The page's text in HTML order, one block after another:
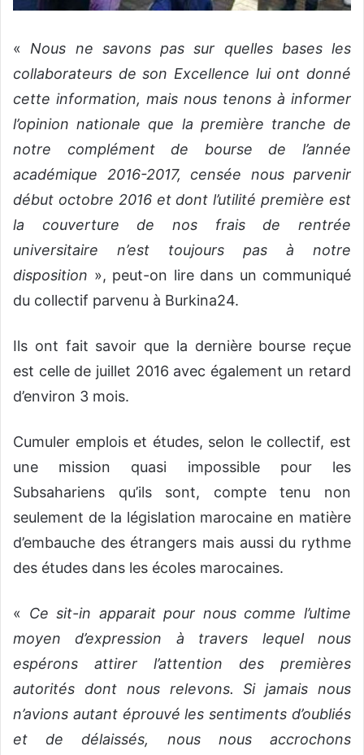
«Nous ne savons pas sur quelles bases les
collaborateurs de son Excellence lui ont donné
cette information, mais nous tenons à informer
l’opinion nationale que la première tranche de
notre complément de bourse de l’année
académique 2016-2017, censée nous parvenir
début octobre 2016 et dont l’utilité première est
la couverture de nos frais de rentrée
universitaire n’est toujours pas à notre
disposition », peut-on lire dans un communiqué
du collectif parvenu à Burkina24.
Ils ont fait savoir que la dernière bourse reçue
est celle de juillet 2016 avec également un retard
d’environ 3 mois.
Cumuler emplois et études, selon le collectif, est
une mission quasi impossible pour les
Subsahariens qu’ils sont, compte tenu non
seulement de la législation marocaine en matière
d’embauche des étrangers mais aussi du rythme
des études dans les écoles marocaines.
« Ce sit-in apparait pour nous comme l’ultime
moyen d’expression à travers lequel nous
espérons attirer l’attention des premières
autorités dont nous relevons. Si jamais nous
n’avions autant éprouvé les sentiments d’oubliés
et de délaissés, nous nous accrochons